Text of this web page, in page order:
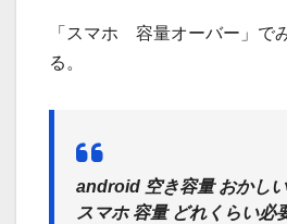
「スマホ 容量オーバー」で
る。
android 空き容量 おかしい
スマホ 容量 どれくらい必